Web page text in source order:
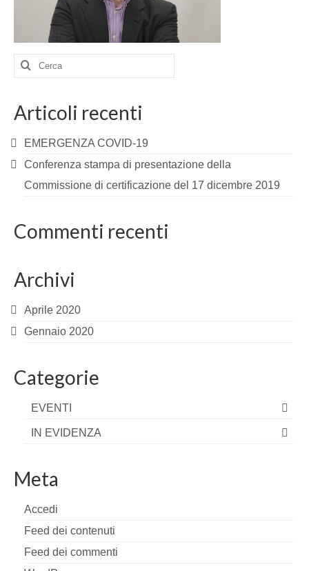
Cerca:
Articoli recenti
EMERGENZA COVID-19
Conferenza stampa di presentazione della
Commissione di certificazione del 17 dicembre 2019
Commenti recenti
Archivi
Aprile 2020
Gennaio 2020
Categorie
EVENTI
IN EVIDENZA
Meta
Accedi
Feed dei contenuti
Feed dei commenti